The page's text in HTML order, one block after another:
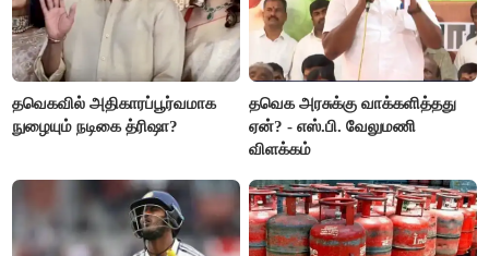
தவெகவில் அதிகாரப்பூர்வமாக
நுழையும் நடிகை த்ரிஷா?
தவெக அரசுக்கு வாக்களித்தது
ஏன்? - எஸ்.பி. வேலுமணி
விளக்கம்